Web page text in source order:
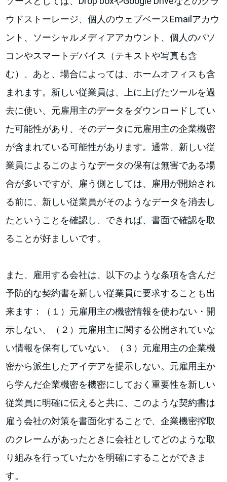
ウドストーレージ、個人のウェブベースEmailアカウ
ント、ソーシャルメディアアカウント、個人のパソ
コンやスマートデバイス（テキストや写真も含
む）、あと、場合によっては、ホームオフィスも含
まれます。新しい従業員は、上に上げたツールを過
去に使い、元雇用主のデータをダウンロードしてい
た可能性があり、そのデータに元雇用主の企業機密
が含まれている可能性があります。通常、新しい従
業員によるこのようなデータの保有は無害である場
合が多いですが、雇う側としては、雇用が開始され
る前に、新しい従業員がそのようなデータを消去し
たということを確認し、できれば、書面で確認を取
ることが好ましいです。
また、雇用する会社は、以下のような条項を含んだ
予防的な契約書を新しい従業員に要求することも出
来ます：（１）元雇用主の機密情報を使わない・開
示しない、（２）元雇用主に関する公開されていな
い情報を保有していない、（３）元雇用主の企業機
密から派生したアイデアを提示しない。元雇用主か
ら学んだ企業機密を機密にしておく重要性を新しい
従業員に明確に伝えると共に、このような契約書は
雇う会社の対策を書面化することで、企業機密搾取
のクレームがあったときに会社としてどのような取
り組みを行っていたかを明確にすることができま
す。